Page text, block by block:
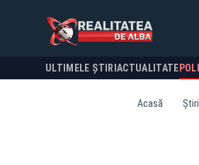
ULTIMELE ȘTIRI ACTUALITATE
Acasă Știri